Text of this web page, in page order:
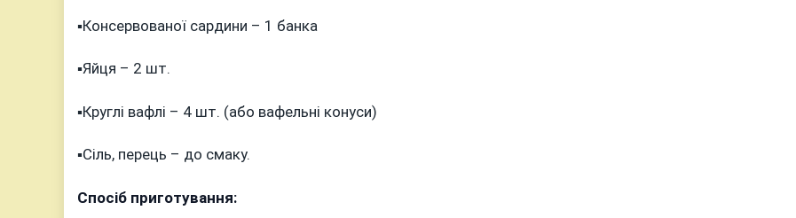
▪️Консервованої сардини – 1 банка
▪️Яйця – 2 шт.
▪️Круглі вафлі – 4 шт. (або вафельні конуси)
▪️Сіль, перець – до смаку.
Спосіб приготування: